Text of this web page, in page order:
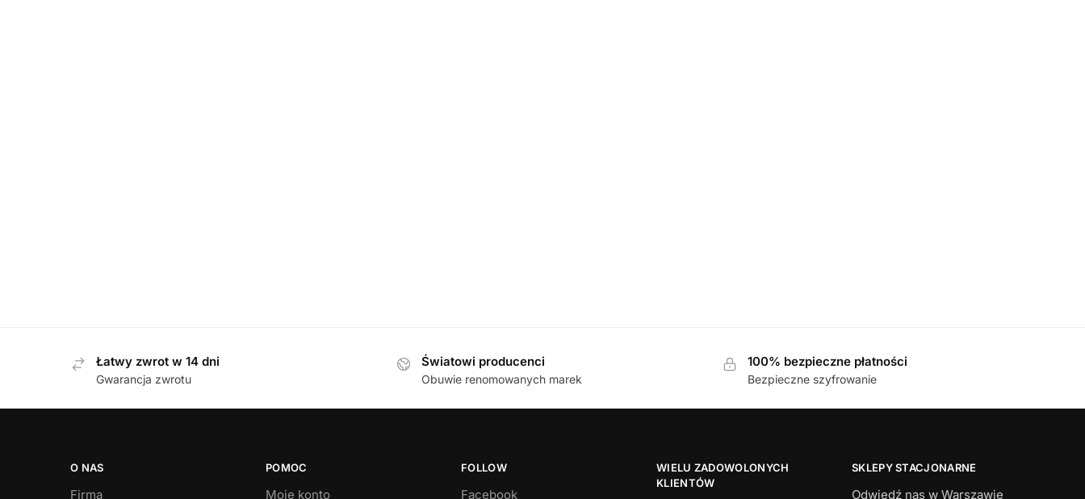
Łatwy zwrot w 14 dni
Gwarancja zwrotu
Światowi producenci
Obuwie renomowanych marek
100% bezpieczne płatności
Bezpieczne szyfrowanie
O NAS
Firma
POMOC
Moje konto
FOLLOW
Facebook
WIELU ZADOWOLONYCH
KLIENTÓW
SKLEPY STACJONARNE
Odwiedź nas w Warszawie